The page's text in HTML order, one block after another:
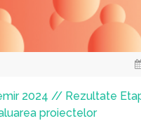
2024 // Rezultate
proiectelor